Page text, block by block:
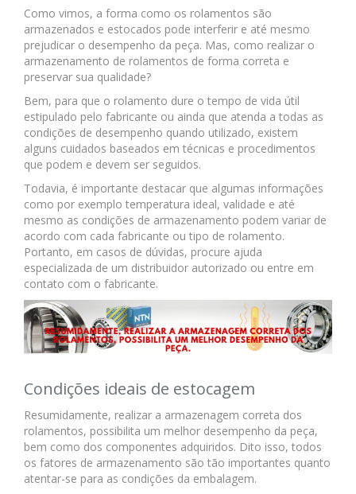
Como vimos, a forma como os rolamentos são
armazenados e estocados pode interferir e até mesmo
prejudicar o desempenho da peça. Mas, como realizar o
armazenamento de rolamentos de forma correta e
preservar sua qualidade?
Bem, para que o rolamento dure o tempo de vida útil
estipulado pelo fabricante ou ainda que atenda a todas as
condições de desempenho quando utilizado, existem
alguns cuidados baseados em técnicas e procedimentos
que podem e devem ser seguidos.
Todavia, é importante destacar que algumas informações
como por exemplo temperatura ideal, validade e até
mesmo as condições de armazenamento podem variar de
acordo com cada fabricante ou tipo de rolamento.
Portanto, em casos de dúvidas, procure ajuda
especializada de um distribuidor autorizado ou entre em
contato com o fabricante.
Condições ideais de estocagem
Resumidamente, realizar a armazenagem correta dos
rolamentos, possibilita um melhor desempenho da peça,
bem como dos componentes adquiridos. Dito isso, todos
os fatores de armazenamento são tão importantes quanto
atentar-se para as condições da embalagem.